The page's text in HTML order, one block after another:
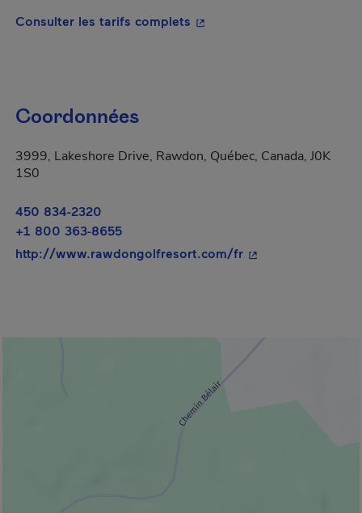
Consulter les tarifs complets - Cet hyperlien s'ouvrira
Coordonnées
3999, Lakeshore Drive, Rawdon, Québec, Canada, J0K
1S0
450 834-2320
+1 800 363-8655
http://www.rawdongolfresort.com/fr- Cet hyperlien